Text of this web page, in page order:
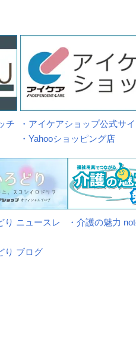
チ
・アイケアショップ公式サ
・Yahooショッピング店
り ニュースレ
り ブログ
・介護の魅力